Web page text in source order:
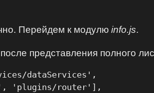
Перейдем к модулюinfo.js.
представления полного
dataServices',
'plugins/router'],